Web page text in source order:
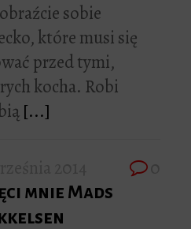
sobie
które musi się
przed tymi,
kocha. Robi
[...]
mnie Mads